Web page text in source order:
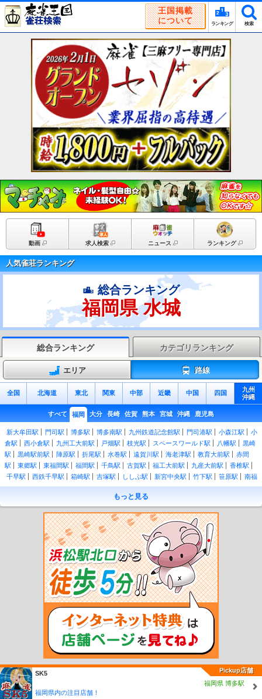
王国掲載
について
ランキング 検索
動画 求人検索 ニュース ランキング
人気雀荘ランキング
総合ランキング
福岡県 水城
総合ランキング カテゴリランキング
エリア 路線
全国 北海道 東北 関東 中部 近畿 中国 四国
九州
沖縄
すべて 福岡 大分 長崎 佐賀 熊本 宮城 沖縄 鹿児島
新大牟田駅 門司駅 博多駅 博多南駅 九州鉄道記念館駅 門司港駅 小森江駅
小
倉駅
西小倉駅 九州工大前駅 戸畑駅 枝光駅 スペースワールド駅 八幡駅
黒崎
駅
黒崎駅前駅 陣原駅 折尾駅 水巻駅 遠賀川駅 海老津駅 教育大前駅
赤間
駅
東郷駅 東福間駅 福間駅 千鳥駅 古賀駅 福工大前駅 九産大前駅
香椎駅
千早駅
西鉄千早駅 箱崎駅 吉塚駅 ししぶ駅 新宮中央駅 竹下駅 笹原駅
南福
岡駅
春日駅 大野城駅 水城駅 都府楼南駅 二日市駅 天拝山駅 原田駅
久留米
筑後船小屋駅
駅
銀水駅 大牟田駅 南小倉駅 城野駅 安部山公園駅 下曽根駅 朽網駅
苅田
小波瀬西工大前駅 行橋駅 南行橋駅 新田原駅 築城駅 椎田駅
豊前松江駅
三毛門駅 吉富駅 桂川駅 筑前大分駅 九郎原駅 城戸南蔵院前駅
門松駅 長者原駅 原町駅 柚須駅 姪浜駅 下山門駅 今宿駅
周船寺駅 波多江駅 筑前前原駅 美咲が丘駅 加布里駅 一貴山駅
大入駅 福吉駅 鹿家駅 若松駅 藤ノ木駅 奥洞海駅 二島駅
中間駅 筑前垣生駅 鞍手駅 筑前植木駅 新入駅 直方駅
浦田駅 新飯塚駅 飯塚駅 天道駅 上穂波駅 筑前内野駅
南久留米駅 久留米大学前駅 御井駅 善導寺駅 筑後草野駅 田主丸駅
筑後大石駅 久留米高校前駅 石田駅 志井公園駅 志井駅
採銅所駅 香春駅 一本松駅 田川伊田駅 田川後藤寺駅
添田駅 豊前桝田駅 彦山駅 筑前岩屋駅 大行司駅
歓遊舎ひこさん駅
上三緒駅 下鴨生駅 筑前庄内駅 船尾駅 西戸崎駅
奈多駅 和白駅 香椎神宮駅 舞松原駅 土井駅 伊賀駅
恵駅
須恵中央駅 新原駅 宇美駅 西鉄福岡（天神）駅 薬院駅 西鉄平尾駅
高宮
駅
大橋駅 井尻駅 都府楼前駅
西鉄二
日市駅
朝倉街道駅 大保駅
小郡
もっと見る
Pickup店舗
SK5
福岡県 博多駅
福岡県内の注目店舗！